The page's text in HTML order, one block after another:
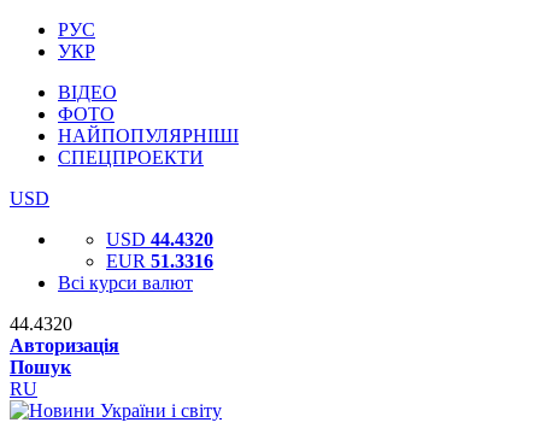
РУС
УКР
ВІДЕО
ФОТО
НАЙПОПУЛЯРНІШІ
СПЕЦПРОЕКТИ
USD
USD 44.4320
EUR 51.3316
Всі курси валют
44.4320
Авторизація
Пошук
RU